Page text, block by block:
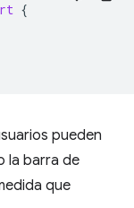
{
pueden
la barra de
que